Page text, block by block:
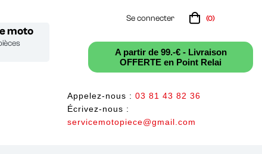
moto
Se connecter (0)
A partir de 99.-€ - Livraison
OFFERTE en Point Relai
Appelez-nous : 03 81 43 82 36
Écrivez-nous :
servicemotopiece@gmail.com